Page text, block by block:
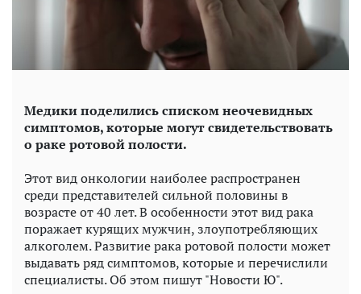
Медики поделились списком неочевидных
симптомов, которые могут свидетельствовать
о раке ротовой полости.
Этот вид онкологии наиболее распространен
среди представителей сильной половины в
возрасте от 40 лет. В особенности этот вид рака
поражает курящих мужчин, злоупотребляющих
алкоголем. Развитие рака ротовой полости может
выдавать ряд симптомов, которые и перечислили
специалисты. Об этом пишут "Новости Ю".